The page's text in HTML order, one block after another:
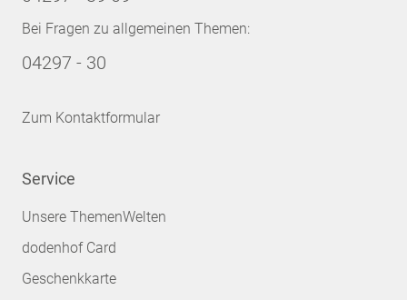
Bei Fragen zu allgemeinen Themen:
04297 - 30
Zum Kontaktformular
Service
Unsere ThemenWelten
dodenhof Card
Geschenkkarte